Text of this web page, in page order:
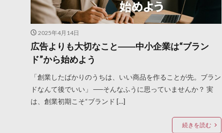
2025年4月14日
広告よりも大切なこと――中小企業は“ブラン
ド”から始めよう
「創業したばかりのうちは、いい商品を作ることが先。ブラン
ドなんて後でいい」 ──そんなふうに思っていませんか？ 実
は、創業初期こそ“ブランド […]
続きを読む